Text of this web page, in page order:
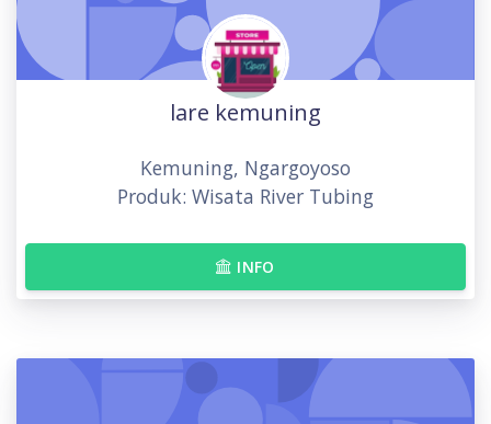
lare kemuning
Kemuning, Ngargoyoso
Produk: Wisata River Tubing
INFO